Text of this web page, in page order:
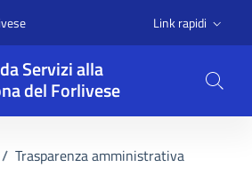
Link rapidi
Servizi alla
del Forlivese
/ Trasparenza amministrativa